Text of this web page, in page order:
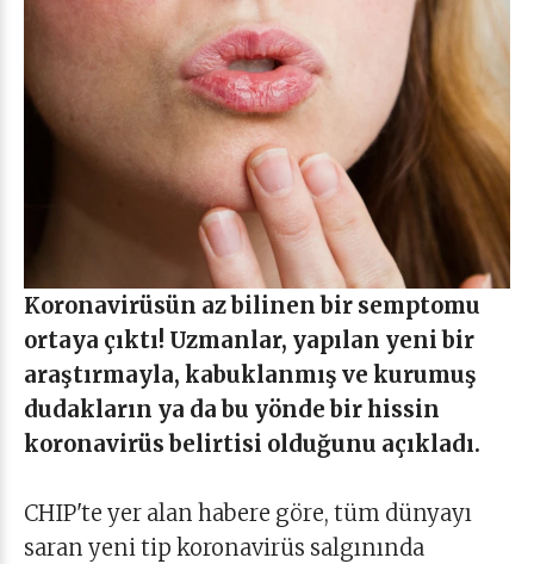
Koronavirüsün az bilinen bir semptomu
ortaya çıktı! Uzmanlar, yapılan yeni bir
araştırmayla, kabuklanmış ve kurumuş
dudakların ya da bu yönde bir hissin
koronavirüs belirtisi olduğunu açıkladı.
CHIP'te yer alan habere göre, tüm dünyayı
saran yeni tip koronavirüs salgınında